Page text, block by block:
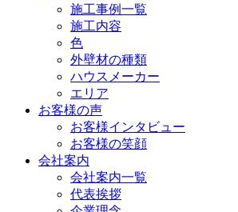
施工事例一覧
施工内容
色
外壁材の種類
ハウスメーカー
エリア
お客様の声
お客様インタビュー
お客様の笑顔
会社案内
会社案内一覧
代表挨拶